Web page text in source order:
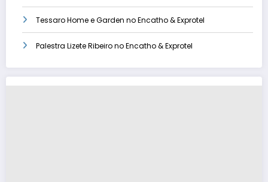
Tessaro Home e Garden no Encatho & Exprotel
Palestra Lizete Ribeiro no Encatho & Exprotel